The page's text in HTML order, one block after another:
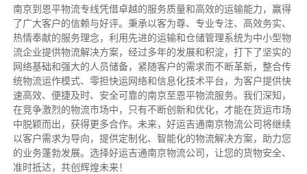
南京到恩平物流专线凭借卓越的服务质量和高效的运输能力，赢得
了广大客户的信赖与好评。 秉承以客为尊、专业专注、高效务实、
热情奉献的服务理念，利用先进的运输和仓储管理系统为中小型物
流企业提供物流解决方案，经过多年的发展和积淀，打下了坚实的
网络基础和强大的人员储备，紧随客户的需求而不断革新，整合传
统物流运作模式、零担快运网络和信息化技术平台，为客户提供快
速高效、便捷及时、安全可靠的南京至恩平物流服务。 我们深知，
在竞争激烈的物流市场中，只有不断创新和优化，才能在货运市场
中脱颖而出，获得更多合作。 未来，好运吉通南京物流公司将继续
以客户需求为导向，提供定制化、智能化的物流解决方案，助力您
的业务蓬勃发展。选择好运吉通南京物流公司，让您的货物安全、
准时抵达，共创辉煌未来！